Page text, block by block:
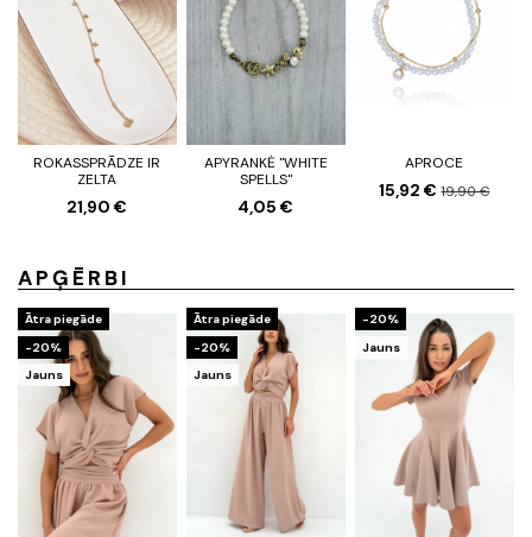
ROKASSPRĀDZE IR
ZELTA
21,90 €
APYRANKĖ "WHITE
SPELLS"
4,05 €
APROCE
15,92 €19,90 €
APĢĒRBI
Ātra piegāde
-20%
Jauns
Ātra piegāde
-20%
Jauns
-20%
Jauns